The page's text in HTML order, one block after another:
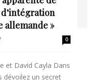
allemande »
0
et David Cayla Dans
dévoilez un secret